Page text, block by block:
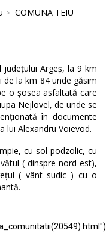
COMUNA TEIU
Argeș, la 9 km
la km 84 unde găsim
o șosea asfaltată care
Nejlovel, de unde se
în documente
lui Alexandru Voievod.
cu sol podzolic, cu
( dinspre nord-est),
( vânt sudic ) cu o